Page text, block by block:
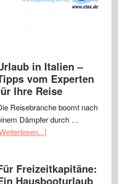
in Italien –
vom Experten
Ihre Reise
Reisebranche boomt nach
Dämpfer durch …
Freizeitkapitäne:
Hausbooturlaub